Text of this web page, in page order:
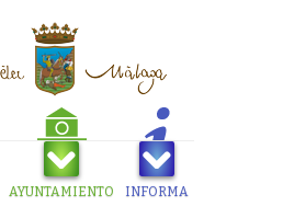
AYUNTAMIENTO INFORMA